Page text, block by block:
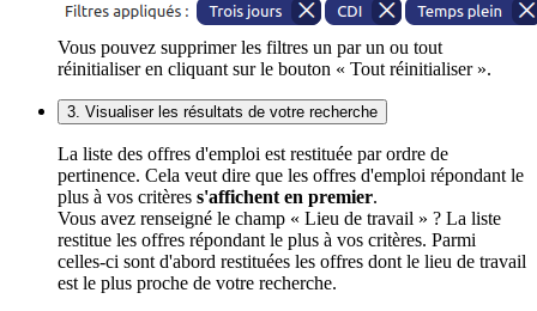
Vous pouvez supprimer les filtres un par un ou tout
réinitialiser en cliquant sur le bouton « Tout réinitialiser ».
3. Visualiser les résultats de votre recherche
La liste des offres d'emploi est restituée par ordre de
pertinence. Cela veut dire que les offres d'emploi répondant le
plus à vos critères s'affichent en premier.
Vous avez renseigné le champ « Lieu de travail » ? La liste
restitue les offres répondant le plus à vos critères. Parmi
celles-ci sont d'abord restituées les offres dont le lieu de travail
est le plus proche de votre recherche.